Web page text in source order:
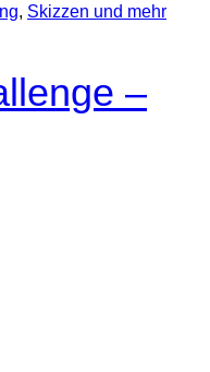
, Skizzen und mehr
–